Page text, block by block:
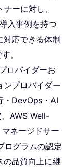
ーに対し、
入事例を持つ
対応できる体制
。
ロバイダーお
ンプロバイダー
・DevOps・AI
AWS Well-
ネージドサー
ログラムの認定
の品質向上に継